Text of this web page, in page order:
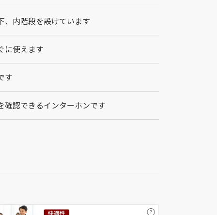
、内階段を設けています
に使えます
す
確認できるインターホンです